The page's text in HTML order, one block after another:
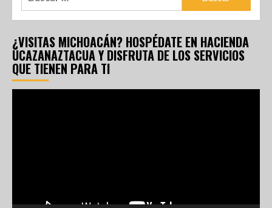
¿VISITAS MICHOACÁN? HOSPÉDATE EN HACIENDA
UCAZANAZTACUA Y DISFRUTA DE LOS SERVICIOS
QUE TIENEN PARA TI